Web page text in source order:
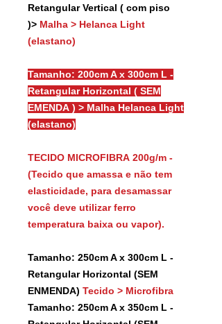
Retangular Vertical ( com piso
)> Malha > Helanca Light
(elastano)
Tamanho: 200cm A x 300cm L -
Retangular Horizontal ( SEM
EMENDA ) > Malha Helanca Light
(elastano)
TECIDO MICROFIBRA 200g/m -
(Tecido que amassa e não tem
elasticidade, para desamassar
você deve utilizar ferro
temperatura baixa ou vapor).
Tamanho: 250cm A x 300cm L -
Retangular Horizontal (SEM
ENMENDA) Tecido > Microfibra
Tamanho: 250cm A x 350cm L -